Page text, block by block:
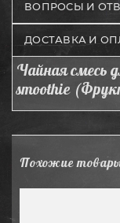
ВОПРОСЫ И
ДОСТАВКА И
Чайная смесь
smoothie
Похожие